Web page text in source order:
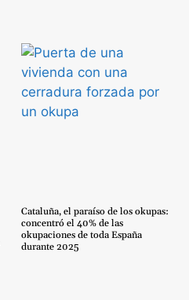
Cataluña, el paraíso de los okupas:
concentró el 40% de las
okupaciones de toda España
durante 2025